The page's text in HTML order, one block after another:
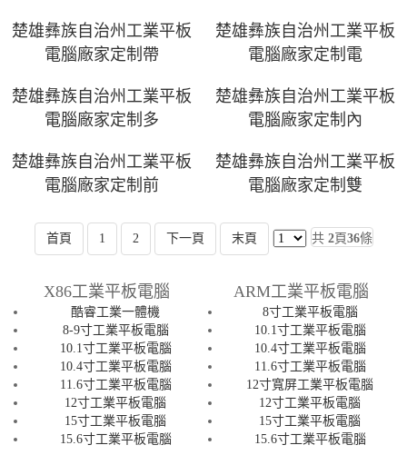
楚雄彝族自治州工業平板
電腦廠家定制帶
楚雄彝族自治州工業平板
電腦廠家定制電
楚雄彝族自治州工業平板
電腦廠家定制多
楚雄彝族自治州工業平板
電腦廠家定制內
楚雄彝族自治州工業平板
電腦廠家定制前
楚雄彝族自治州工業平板
電腦廠家定制雙
首頁 1 2 下一頁 末頁 共 2頁36條
X86工業平板電腦
酷睿工業一體機
8-9寸工業平板電腦
10.1寸工業平板電腦
10.4寸工業平板電腦
11.6寸工業平板電腦
12寸工業平板電腦
15寸工業平板電腦
15.6寸工業平板電腦
ARM工業平板電腦
8寸工業平板電腦
10.1寸工業平板電腦
10.4寸工業平板電腦
11.6寸工業平板電腦
12寸寬屏工業平板電腦
12寸工業平板電腦
15寸工業平板電腦
15.6寸工業平板電腦